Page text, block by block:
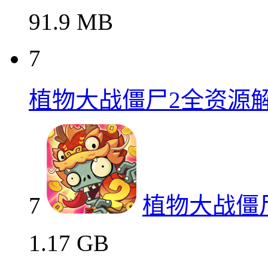
91.9 MB
7
植物大战僵尸2全资源
7
植物大战僵
1.17 GB